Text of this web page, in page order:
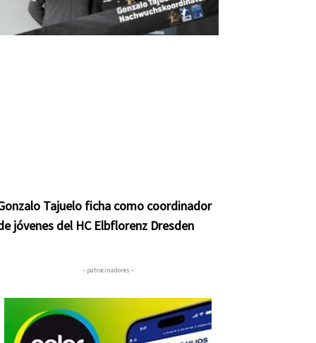
Tajuelo ficha como coordinador
jóvenes del HC Elbflorenz Dresden
– patrocinadores –